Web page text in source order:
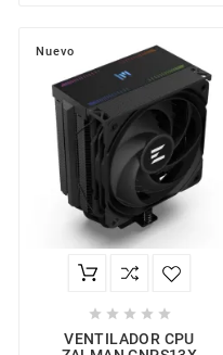
Nuevo
    
VENTILADOR CPU